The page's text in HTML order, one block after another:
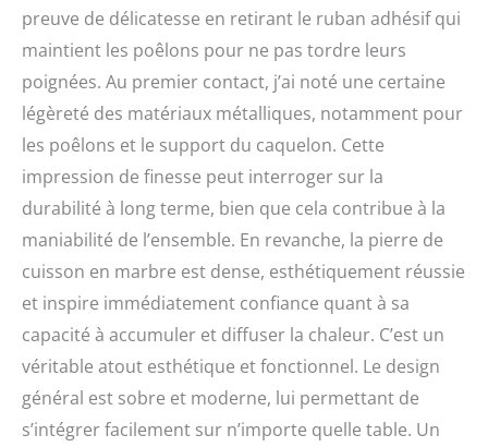
preuve de délicatesse en retirant le ruban adhésif qui
maintient les poêlons pour ne pas tordre leurs
poignées. Au premier contact, j’ai noté une certaine
légèreté des matériaux métalliques, notamment pour
les poêlons et le support du caquelon. Cette
impression de finesse peut interroger sur la
durabilité à long terme, bien que cela contribue à la
maniabilité de l’ensemble. En revanche, la pierre de
cuisson en marbre est dense, esthétiquement réussie
et inspire immédiatement confiance quant à sa
capacité à accumuler et diffuser la chaleur. C’est un
véritable atout esthétique et fonctionnel. Le design
général est sobre et moderne, lui permettant de
s’intégrer facilement sur n’importe quelle table. Un